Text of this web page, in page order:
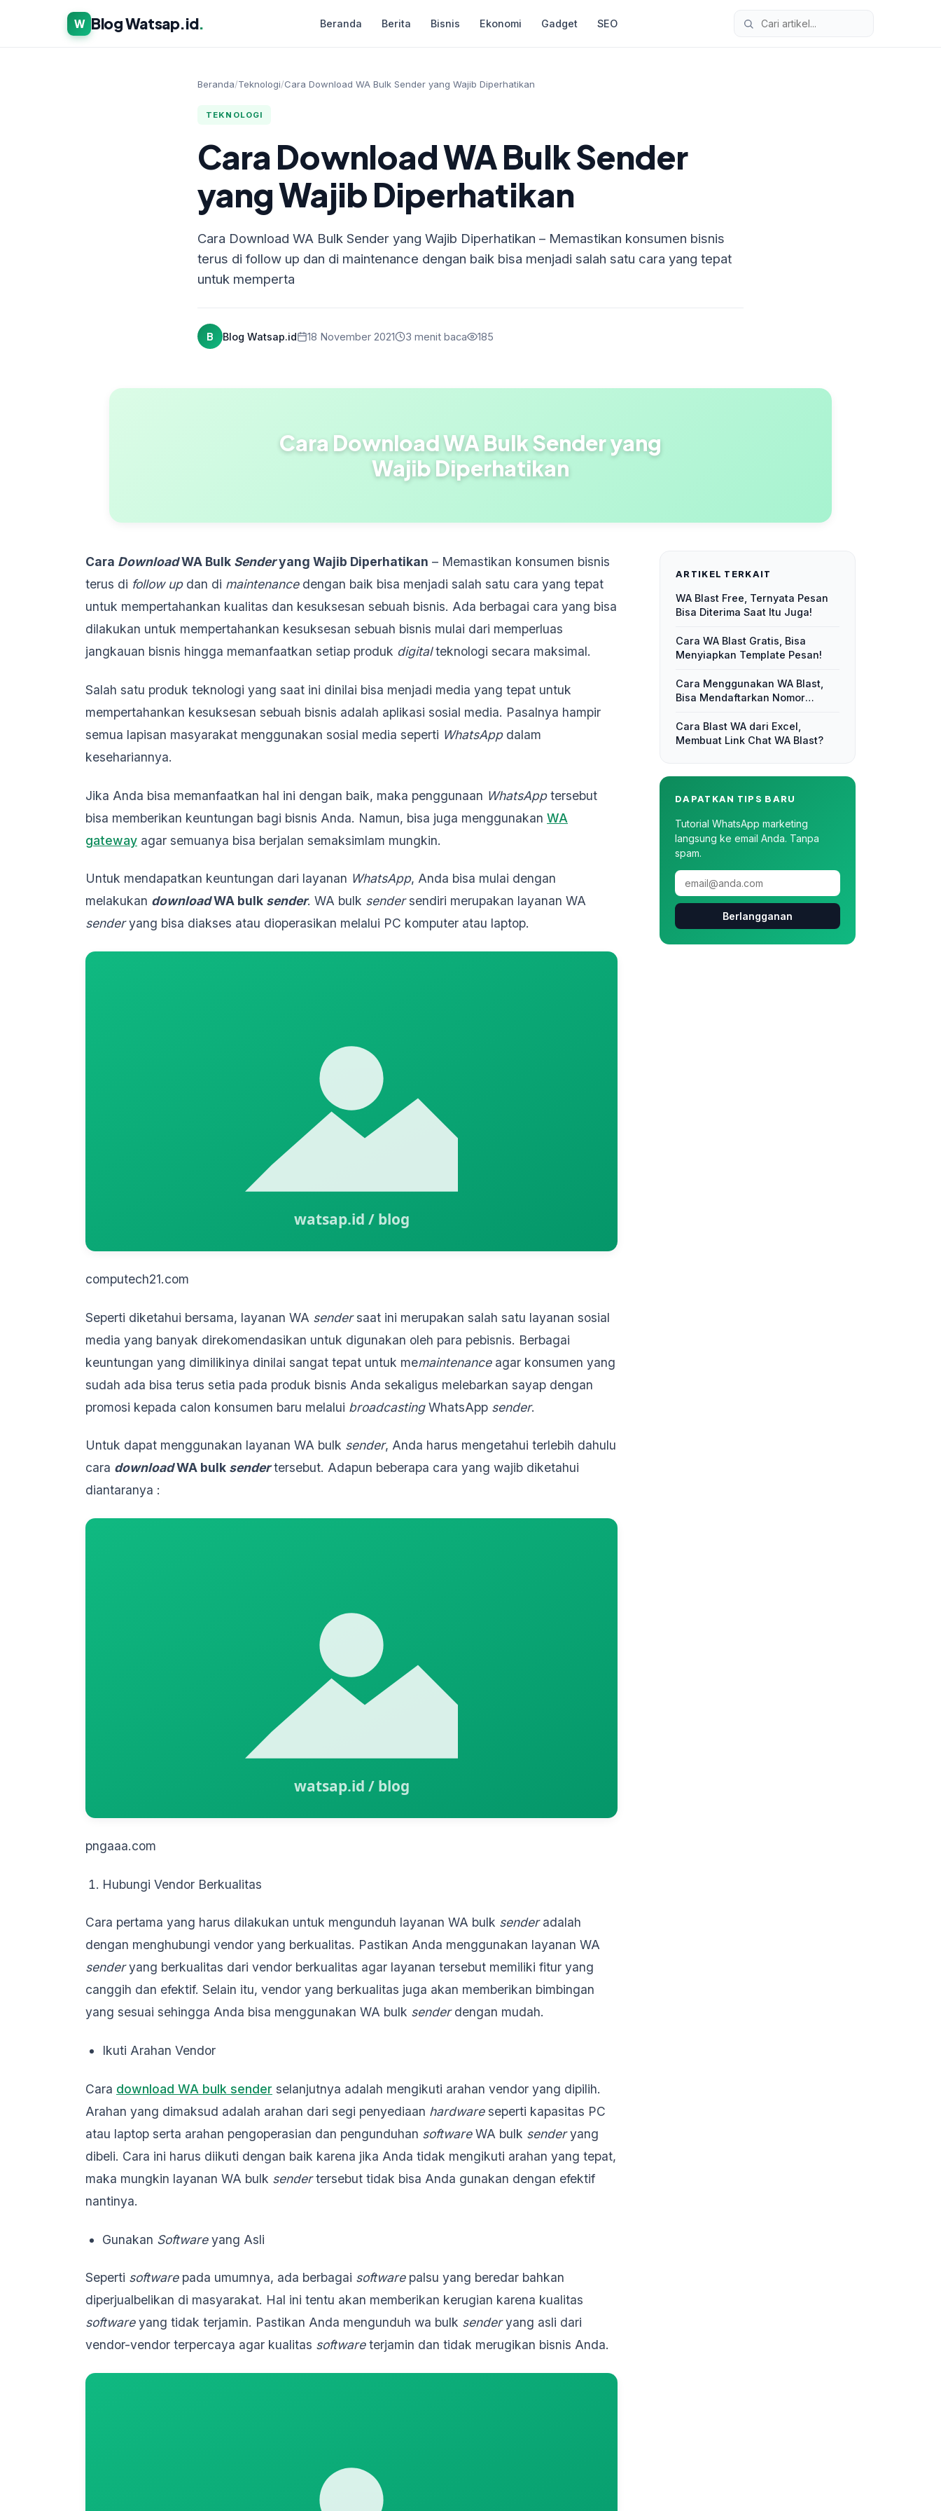
W Blog Watsap.id. Beranda Berita Bisnis Ekonomi Gadget SEO
Beranda/Teknologi/Cara Download WA Bulk Sender yang Wajib Diperhatikan
TEKNOLOGI
Cara Download WA Bulk Sender
yang Wajib Diperhatikan
Cara Download WA Bulk Sender yang Wajib Diperhatikan – Memastikan konsumen bisnis
terus di follow up dan di maintenance dengan baik bisa menjadi salah satu cara yang tepat
untuk memperta
B Blog Watsap.id 18 November 2021 3 menit baca 185
Cara Download WA Bulk Sender yang
Wajib Diperhatikan
Cara DownloadWA Bulk Senderyang Wajib Diperhatikan – Memastikan konsumen bisnis
terus di follow updan di maintenancedengan baik bisa menjadi salah satu cara yang tepat
untuk mempertahankan kualitas dan kesuksesan sebuah bisnis. Ada berbagai cara yang bisa
dilakukan untuk mempertahankan kesuksesan sebuah bisnis mulai dari memperluas
jangkauan bisnis hingga memanfaatkan setiap produk digitalteknologi secara maksimal.
Salah satu produk teknologi yang saat ini dinilai bisa menjadi media yang tepat untuk
mempertahankan kesuksesan sebuah bisnis adalah aplikasi sosial media. Pasalnya hampir
semua lapisan masyarakat menggunakan sosial media seperti WhatsAppdalam
kesehariannya.
Jika Anda bisa memanfaatkan hal ini dengan baik, maka penggunaan WhatsApptersebut
bisa memberikan keuntungan bagi bisnis Anda. Namun, bisa juga menggunakan WA
gateway agar semuanya bisa berjalan semaksimlam mungkin.
Untuk mendapatkan keuntungan dari layanan WhatsApp, Anda bisa mulai dengan
melakukan downloadWA bulk sender. WA bulk sendersendiri merupakan layanan WA
senderyang bisa diakses atau dioperasikan melalui PC komputer atau laptop.
computech21.com
Seperti diketahui bersama, layanan WA sendersaat ini merupakan salah satu layanan sosial
media yang banyak direkomendasikan untuk digunakan oleh para pebisnis. Berbagai
keuntungan yang dimilikinya dinilai sangat tepat untuk memaintenanceagar konsumen yang
sudah ada bisa terus setia pada produk bisnis Anda sekaligus melebarkan sayap dengan
promosi kepada calon konsumen baru melalui broadcastingWhatsApp sender.
Untuk dapat menggunakan layanan WA bulk sender, Anda harus mengetahui terlebih dahulu
cara downloadWA bulk sendertersebut. Adapun beberapa cara yang wajib diketahui
diantaranya :
pngaaa.com
Hubungi Vendor Berkualitas
Cara pertama yang harus dilakukan untuk mengunduh layanan WA bulk senderadalah
dengan menghubungi vendor yang berkualitas. Pastikan Anda menggunakan layanan WA
senderyang berkualitas dari vendor berkualitas agar layanan tersebut memiliki fitur yang
canggih dan efektif. Selain itu, vendor yang berkualitas juga akan memberikan bimbingan
yang sesuai sehingga Anda bisa menggunakan WA bulk senderdengan mudah.
Ikuti Arahan Vendor
Cara download WA bulk sender selanjutnya adalah mengikuti arahan vendor yang dipilih.
Arahan yang dimaksud adalah arahan dari segi penyediaan hardwareseperti kapasitas PC
atau laptop serta arahan pengoperasian dan pengunduhan softwareWA bulk senderyang
dibeli. Cara ini harus diikuti dengan baik karena jika Anda tidak mengikuti arahan yang tepat,
maka mungkin layanan WA bulk sendertersebut tidak bisa Anda gunakan dengan efektif
nantinya.
Gunakan Softwareyang Asli
Seperti softwarepada umumnya, ada berbagai softwarepalsu yang beredar bahkan
diperjualbelikan di masyarakat. Hal ini tentu akan memberikan kerugian karena kualitas
softwareyang tidak terjamin. Pastikan Anda mengunduh wa bulk senderyang asli dari
vendor-vendor terpercaya agar kualitas softwareterjamin dan tidak merugikan bisnis Anda.
ARTIKEL TERKAIT
WA Blast Free, Ternyata Pesan
Bisa Diterima Saat Itu Juga!
Cara WA Blast Gratis, Bisa
Menyiapkan Template Pesan!
Cara Menggunakan WA Blast,
Bisa Mendaftarkan Nomor
Cara Blast WA dari Excel,
Membuat Link Chat WA Blast?
DAPATKAN TIPS BARU
Tutorial WhatsApp marketing
langsung ke email Anda. Tanpa
spam.
Berlangganan